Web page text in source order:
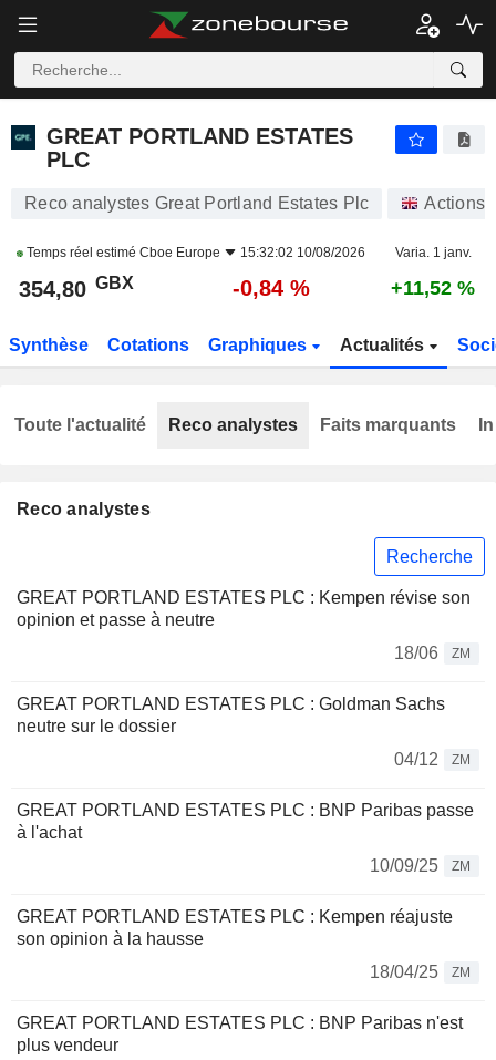
GREAT PORTLAND ESTATES
PLC
Reco analystes Great Portland Estates Plc Actions
Temps réel estimé Cboe Europe 15:32:02 10/08/2026 Varia. 1 janv.
354,80 GBX -0,84 % +11,52 %
Synthèse Cotations Graphiques Actualités
Reco analystes
Recherche
GREAT PORTLAND ESTATES PLC : Kempen révise son
opinion et passe à neutre
18/06
ZM
GREAT PORTLAND ESTATES PLC : Goldman Sachs
neutre sur le dossier
04/12
ZM
GREAT PORTLAND ESTATES PLC : BNP Paribas passe
à l'achat
10/09/25
ZM
GREAT PORTLAND ESTATES PLC : Kempen réajuste
son opinion à la hausse
18/04/25
ZM
GREAT PORTLAND ESTATES PLC : BNP Paribas n'est
plus vendeur
Toute l'actualité Reco analystes Faits marquants